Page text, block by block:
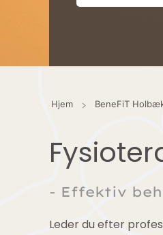
Hjem BeneFiT
- Effektiv
Leder du efter